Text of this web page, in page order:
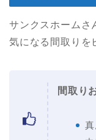
サンクスホームさ
気になる間取りを
間取り